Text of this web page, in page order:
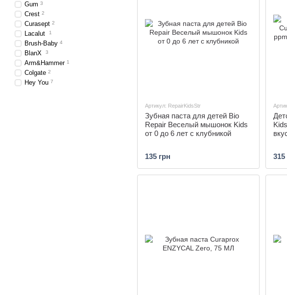
Артикул: RepairKidsStr
Зубная паста для детей Bio
Repair Веселый мышонок Kids
от 0 до 6 лет с клубникой
135 грн 315
Gum 3
Crest 2
Curasept 2
Lacalut 1
Brush-Baby 4
BlanX 3
Arm&Hammer 1
Colgate 2
Hey You 7